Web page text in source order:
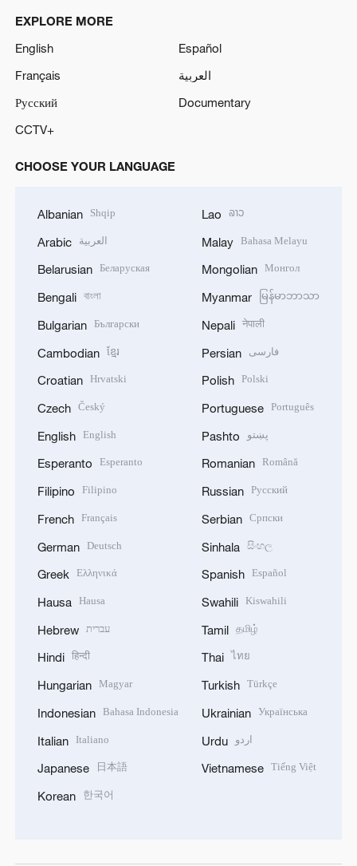
EXPLORE MORE
English
Español
Français
العربية
Русский
Documentary
CCTV+
CHOOSE YOUR LANGUAGE
Albanian Shqip
Arabic العربية
Belarusian Беларуская
Bengali বাংলা
Bulgarian Български
Cambodian ខ្មែរ
Croatian Hrvatski
Czech Český
English English
Esperanto Esperanto
Filipino Filipino
French Français
German Deutsch
Greek Ελληνικά
Hausa Hausa
Hebrew עברית
Hindi हिन्दी
Hungarian Magyar
Indonesian Bahasa Indonesia
Italian Italiano
Japanese 日本語
Korean 한국어
Lao ລາວ
Malay Bahasa Melayu
Mongolian Монгол
Myanmar မြန်မာဘာသာ
Nepali नेपाली
Persian فارسی
Polish Polski
Portuguese Português
Pashto پښتو
Romanian Română
Russian Русский
Serbian Српски
Sinhala සිංහල
Spanish Español
Swahili Kiswahili
Tamil தமிழ்
Thai ไทย
Turkish Türkçe
Ukrainian Українська
Urdu اردو
Vietnamese Tiếng Việt